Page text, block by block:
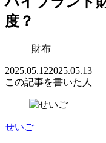
度？
財布
2025.05.122025.05.13
この記事を書いた人
せいご